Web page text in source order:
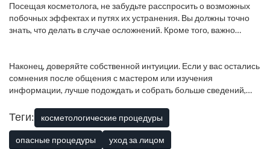
информацию.
Посещая косметолога, не забудьте расспросить о возможных
побочных эффектах и путях их устранения. Вы должны точно
знать, что делать в случае осложнений. Кроме того, важно
может значительно снизить вероятность негативных
последствий и неприятных сюрпризов после посещения
салона красоты.
Наконец, доверяйте собственной интуиции. Если у вас остались
сомнения после общения с мастером или изучения
информации, лучше подождать и собрать больше сведений,
правильного специалиста и методики требует времени, но это
время, которое стоит потратить ради вашего здоровья и
красоты.
Теги: косметологические процедуры
опасные процедуры уход за лицом